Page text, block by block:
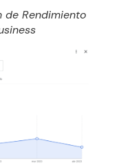
Rendimiento